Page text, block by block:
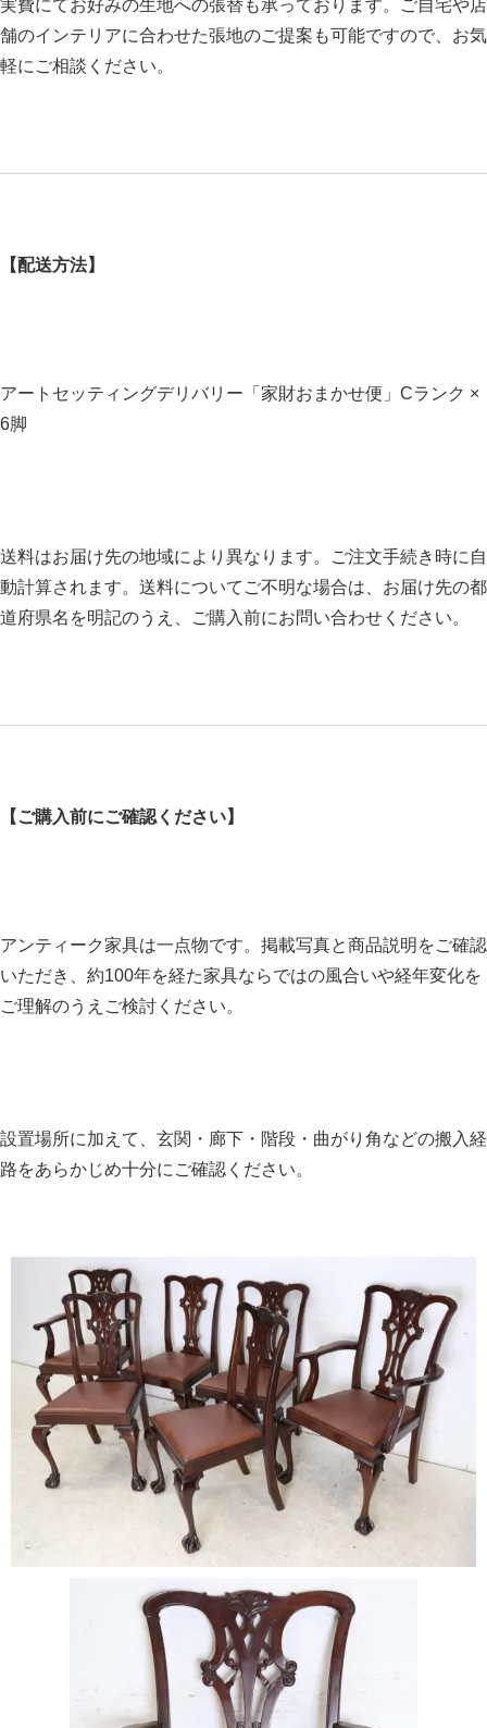
実費にてお好みの生地への張替も承っております。ご自宅や店
舗のインテリアに合わせた張地のご提案も可能ですので、お気
軽にご相談ください。
【配送方法】
アートセッティングデリバリー「家財おまかせ便」Cランク ×
6脚
送料はお届け先の地域により異なります。ご注文手続き時に自
動計算されます。送料についてご不明な場合は、お届け先の都
道府県名を明記のうえ、ご購入前にお問い合わせください。
【ご購入前にご確認ください】
アンティーク家具は一点物です。掲載写真と商品説明をご確認
いただき、約100年を経た家具ならではの風合いや経年変化を
ご理解のうえご検討ください。
設置場所に加えて、玄関・廊下・階段・曲がり角などの搬入経
路をあらかじめ十分にご確認ください。